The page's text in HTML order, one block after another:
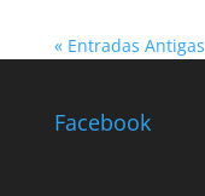
« Entradas Antigas
Facebook